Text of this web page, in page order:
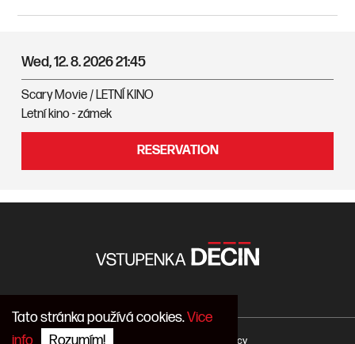
Tato stránka používá cookies.Vice
info
Rozumím!
Wed, 12. 8. 202621:45
Scary Movie / LETNÍ KINO
Letní kino - zámek
RESERVATION
COPYRIGHT 2026 / core1.agency